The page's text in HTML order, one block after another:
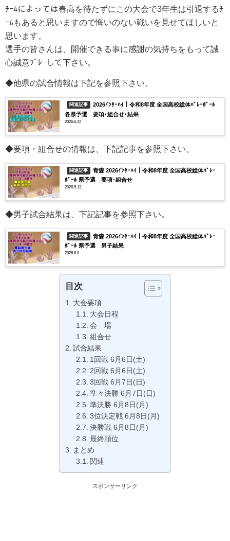
ﾁｰﾑによっては春高を待たずにこの大会で3年生は引退するﾁ
ｰﾑもあると思いますので悔いのない戦いを見せてほしいと
思います。
選手の皆さんは、開催できる事に感謝の気持ちをもって誠
心誠意ﾌﾟﾚｰして下さい。
◆他県の試合情報は下記を参照下さい。
関連記事
2026ｲﾝﾀｰﾊｲ｜令和8年度 全国高校総体ﾊﾞﾚｰﾎﾞｰﾙ
各県予選 要項･組合せ･結果
2026.6.22
◆要項・組合せの情報は、下記記事を参照下さい。
関連記事
青森 2026ｲﾝﾀｰﾊｲ｜令和8年度 全国高校総体ﾊﾞﾚｰ
ﾎﾞｰﾙ 県予選 要項･組合せ
2026.5.13
◆男子試合結果は、下記記事を参照下さい。
関連記事
青森 2026ｲﾝﾀｰﾊｲ｜令和8年度 全国高校総体ﾊﾞﾚｰ
ﾎﾞｰﾙ 県予選 男子結果
2026.6.8
目次
大会要項
大会日程
会 場
組合せ
試合結果
1回戦 6月6日(土)
2回戦 6月6日(土)
3回戦 6月7日(日)
準々決勝 6月7日(日)
準決勝 6月8日(月)
3位決定戦 6月8日(月)
決勝戦 6月8日(月)
最終順位
まとめ
関連
スポンサーリンク